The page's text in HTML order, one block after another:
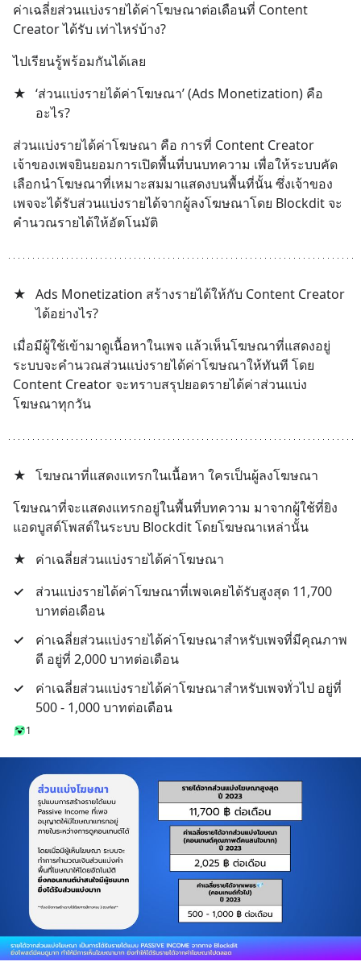
ค่าเฉลี่ยส่วนแบ่งรายได้ค่าโฆษณาต่อเดือนที่ Content
Creator ได้รับ เท่าไหร่บ้าง?
ไปเรียนรู้พร้อมกันได้เลย
★ ‘ส่วนแบ่งรายได้ค่าโฆษณา’ (Ads Monetization) คือ
อะไร?
ส่วนแบ่งรายได้ค่าโฆษณา คือ การที่ Content Creator
เจ้าของเพจยินยอมการเปิดพื้นที่บนบทความ เพื่อให้ระบบคัด
เลือกนำโฆษณาที่เหมาะสมมาแสดงบนพื้นที่นั้น ซึ่งเจ้าของ
เพจจะได้รับส่วนแบ่งรายได้จากผู้ลงโฆษณาโดย Blockdit จะ
คำนวณรายได้ให้อัตโนมัติ
★ Ads Monetization สร้างรายได้ให้กับ Content Creator
ได้อย่างไร?
เมื่อมีผู้ใช้เข้ามาดูเนื้อหาในเพจ แล้วเห็นโฆษณาที่แสดงอยู่
ระบบจะคำนวณส่วนแบ่งรายได้ค่าโฆษณาให้ทันที โดย
Content Creator จะทราบสรุปยอดรายได้ค่าส่วนแบ่ง
โฆษณาทุกวัน
★ โฆษณาที่แสดงแทรกในเนื้อหา ใครเป็นผู้ลงโฆษณา
โฆษณาที่จะแสดงแทรกอยู่ในพื้นที่บทความ มาจากผู้ใช้ที่ยิง
แอดบูสต์โพสต์ในระบบ Blockdit โดยโฆษณาเหล่านั้น
★
ค่าเฉลี่ยส่วนแบ่งรายได้ค่าโฆษณา
✓
ส่วนแบ่งรายได้ค่าโฆษณาที่เพจเคยได้รับสูงสุด 11,700
บาทต่อเดือน
✓
ค่าเฉลี่ยส่วนแบ่งรายได้ค่าโฆษณาสำหรับเพจที่มีคุณภาพ
ดี อยู่ที่ 2,000 บาทต่อเดือน
✓
ค่าเฉลี่ยส่วนแบ่งรายได้ค่าโฆษณาสำหรับเพจทั่วไป อยู่ที่
500 - 1,000 บาทต่อเดือน
1